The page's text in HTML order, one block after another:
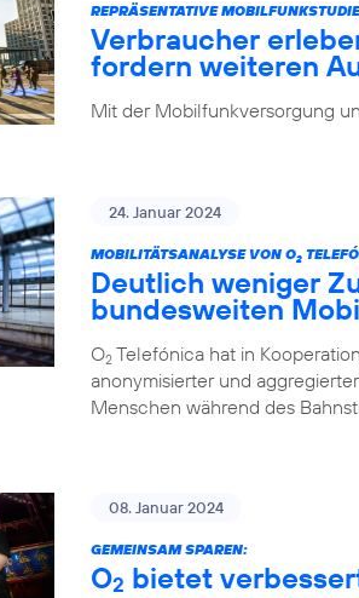
REPRÄSENTATIVE
Verbraucher
fordern weiteren
Mit der Mobilfunkversorgung
24. Januar 2024
MOBILITÄTSANALYSE VON O2
Deutlich weniger
bundesweiten
O2 Telefónica hat in
anonymisierter und
Menschen während des
08. Januar 2024
GEMEINSAM SPAREN:
O2 bietet